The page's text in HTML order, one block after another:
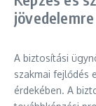
jövedelemre
A biztosítási
szakmai fejlődés
érdekében. A